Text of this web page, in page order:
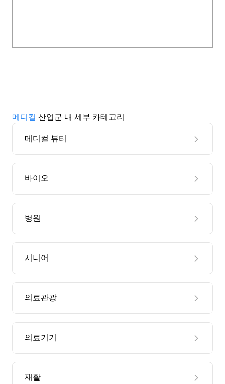
메디컬 산업군 내 세부 카테고리
메디컬 뷰티
바이오
병원
시니어
의료관광
의료기기
재활